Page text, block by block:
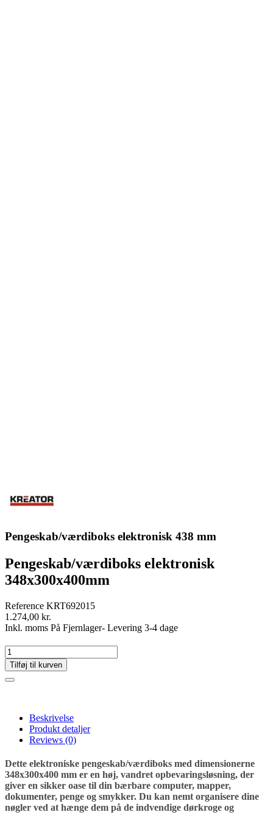
Pengeskab/værdiboks elektronisk 438 mm
Pengeskab/værdiboks elektronisk
348x300x400mm
Reference KRT692015
1.274,00 kr.
Inkl. moms På Fjernlager- Levering 3-4 dage
Tilføj til kurven
Beskrivelse
Produkt detaljer
Reviews (0)
Dette elektroniske pengeskab/værdiboks med dimensionerne
348x300x400 mm er en høj, vandret opbevaringsløsning, der
giver en sikker oase til din bærbare computer, mapper,
dokumenter, penge og smykker. Du kan nemt organisere dine
nøgler ved at hænge dem på de indvendige dørkroge og